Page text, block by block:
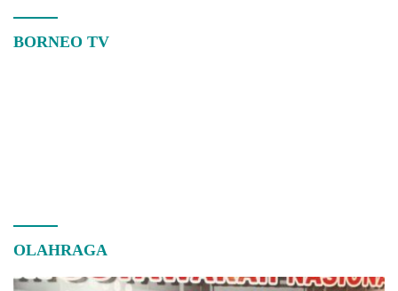
BORNEO TV
OLAHRAGA